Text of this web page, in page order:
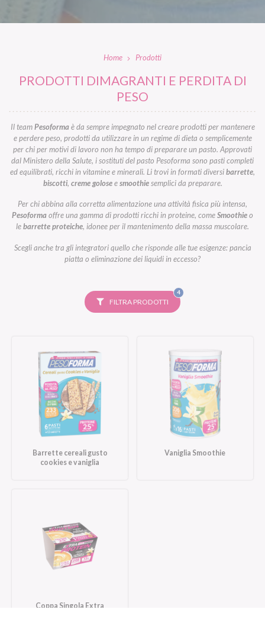
Home Prodotti
PRODOTTI DIMAGRANTI E PERDITA DI
PESO
Il teamPesoformaè da sempre impegnato nel creare prodotti per mantenere
e perdere peso, prodotti da utilizzare in un regime di dieta o semplicemente
per chi per motivi di lavoro non ha tempo di preparare un pasto. Approvati
dal Ministero della Salute, i sostituti del pasto Pesoforma sono pasti completi
ed equilibrati, ricchi in vitamine e minerali. Li trovi in formati diversibarrette,
biscotti, creme goloseesmoothiesemplici da preparare.
Per chi abbina alla corretta alimentazione una attività fisica più intensa,
Pesoformaoffre una gamma di prodotti ricchi in proteine, comeSmoothieo
lebarrette proteiche, idonee per il mantenimento della massa muscolare.
Scegli anche tra gli integratori quello che risponde alle tue esigenze: pancia
piatta o eliminazione dei liquidi in eccesso?
FILTRA PRODOTTI
4FILTRI
SELEZIONATI
Barrette cereali gusto
cookies e vaniglia
Vaniglia Smoothie
Coppa Singola Extra